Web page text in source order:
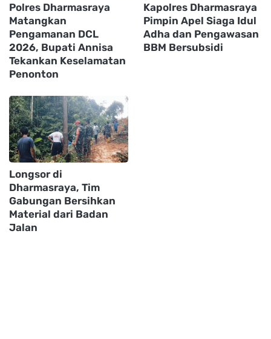
Polres Dharmasraya
Matangkan
Pengamanan DCL
2026, Bupati Annisa
Tekankan Keselamatan
Penonton
Kapolres Dharmasraya
Pimpin Apel Siaga Idul
Adha dan Pengawasan
BBM Bersubsidi
Longsor di
Dharmasraya, Tim
Gabungan Bersihkan
Material dari Badan
Jalan